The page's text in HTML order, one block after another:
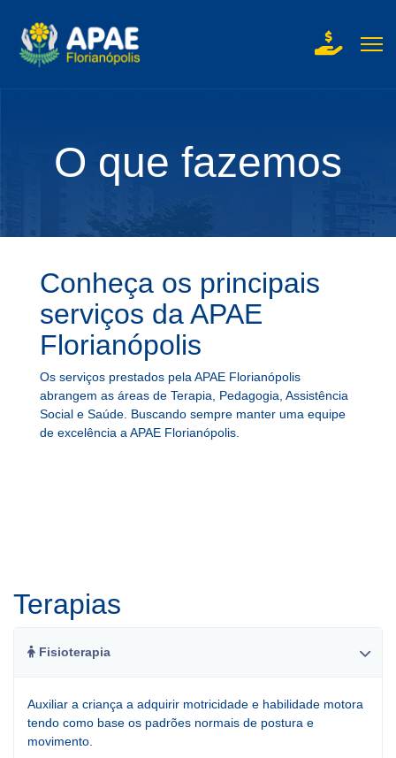
O que fazemos
Conheça os principais
serviços da APAE
Florianópolis
Os serviços prestados pela APAE Florianópolis
abrangem as áreas de Terapia, Pedagogia, Assistência
Social e Saúde. Buscando sempre manter uma equipe
de excelência a APAE Florianópolis.
Terapias
Fisioterapia
Auxiliar a criança a adquirir motricidade e habilidade motora
tendo como base os padrões normais de postura e
movimento.